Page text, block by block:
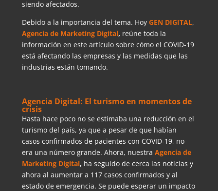
siendo afectados.
Debido a la importancia del tema. Hoy GEN DIGITAL,
Agencia de Marketing Digital, reúne toda la
información en este artículo sobre cómo el COVID-19
está afectando las empresas y las medidas que las
industrias están tomando.
Agencia Digital: El turismo en momentos de
crisis
Hasta hace poco no se estimaba una reducción en el
turismo del país, ya que a pesar de que habían
casos confirmados de pacientes con COVID-19, no
era una número grande. Ahora, nuestra Agencia de
Marketing Digital, ha seguido de cerca las noticias y
ahora al aumentar a 117 casos confirmados y al
estado de emergencia. Se puede esperar un impacto